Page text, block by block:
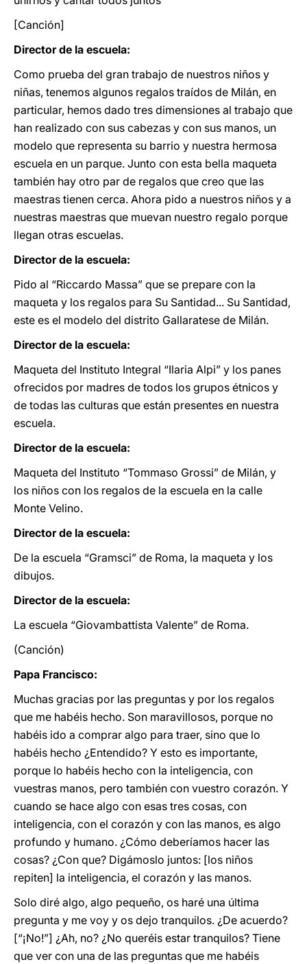
[Canción]
Director de la escuela:
Como prueba del gran trabajo de nuestros niños y
niñas, tenemos algunos regalos traídos de Milán, en
particular, hemos dado tres dimensiones al trabajo que
han realizado con sus cabezas y con sus manos, un
modelo que representa su barrio y nuestra hermosa
escuela en un parque. Junto con esta bella maqueta
también hay otro par de regalos que creo que las
maestras tienen cerca. Ahora pido a nuestros niños y a
nuestras maestras que muevan nuestro regalo porque
llegan otras escuelas.
Director de la escuela:
Pido al “Riccardo Massa” que se prepare con la
maqueta y los regalos para Su Santidad... Su Santidad,
este es el modelo del distrito Gallaratese de Milán.
Director de la escuela:
Maqueta del Instituto Integral “Ilaria Alpi” y los panes
ofrecidos por madres de todos los grupos étnicos y
de todas las culturas que están presentes en nuestra
escuela.
Director de la escuela:
Maqueta del Instituto “Tommaso Grossi” de Milán, y
los niños con los regalos de la escuela en la calle
Monte Velino.
Director de la escuela:
De la escuela “Gramsci” de Roma, la maqueta y los
dibujos.
Director de la escuela:
La escuela “Giovambattista Valente” de Roma.
(Canción)
Papa Francisco:
Muchas gracias por las preguntas y por los regalos
que me habéis hecho. Son maravillosos, porque no
habéis ido a comprar algo para traer, sino que lo
habéis hecho ¿Entendido? Y esto es importante,
porque lo habéis hecho con la inteligencia, con
vuestras manos, pero también con vuestro corazón. Y
cuando se hace algo con esas tres cosas, con
inteligencia, con el corazón y con las manos, es algo
profundo y humano. ¿Cómo deberíamos hacer las
cosas? ¿Con que? Digámoslo juntos: [los niños
repiten] la inteligencia, el corazón y las manos.
Solo diré algo, algo pequeño, os haré una última
pregunta y me voy y os dejo tranquilos. ¿De acuerdo?
[“¡No!”] ¿Ah, no? ¿No queréis estar tranquilos? Tiene
que ver con una de las preguntas que me habéis